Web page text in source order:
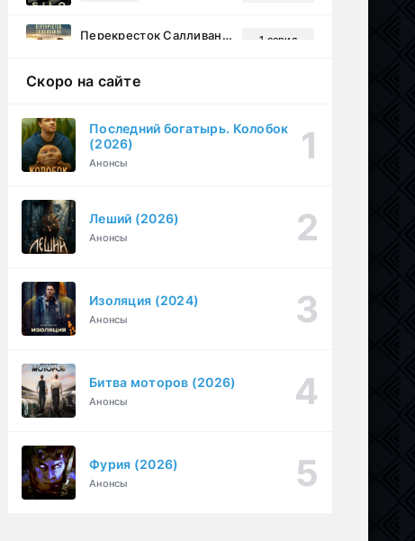
Перекресток Салливанов (2023)
1 серия
1 сезон
1-6 серия
Скоро на сайте
Последний богатырь. Колобок
(2026)
Анонсы
Леший (2026)
Анонсы
Изоляция (2024)
Анонсы
Битва моторов (2026)
Анонсы
Фурия (2026)
Анонсы